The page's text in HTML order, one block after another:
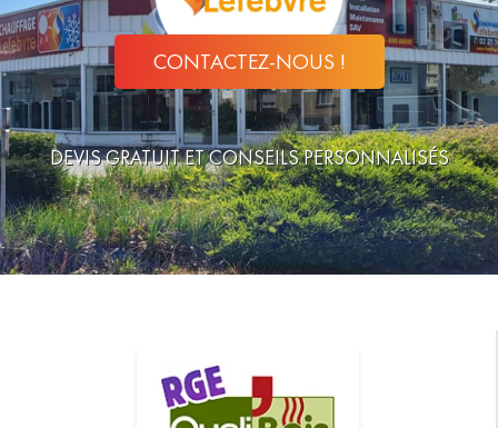
CONTACTEZ-NOUS !
DEVIS GRATUIT ET CONSEILS PERSONNALISÉS